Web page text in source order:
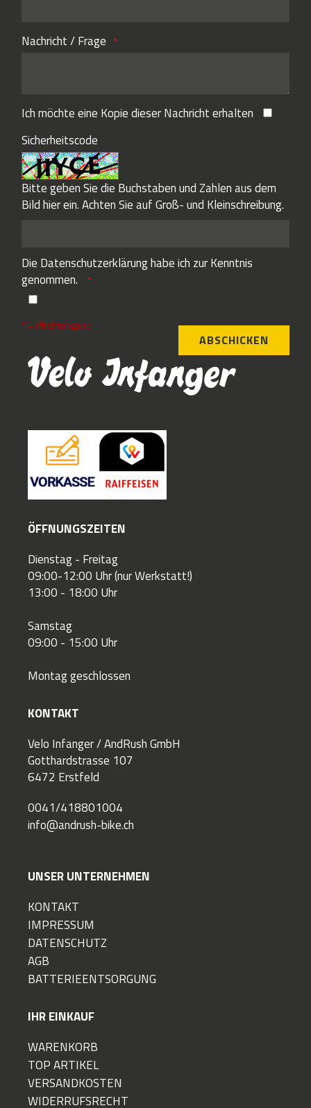
Nachricht / Frage
Ich möchte eine Kopie dieser Nachricht erhalten
Sicherheitscode
Bitte geben Sie die Buchstaben und Zahlen aus dem
Bild hier ein. Achten Sie auf Groß- und Kleinschreibung.
Die Datenschutzerklärunghabe ich zur Kenntnis
genommen.
ABSCHICKEN
* = Pflichtangabe
ÖFFNUNGSZEITEN
Dienstag - Freitag
09:00-12:00 Uhr (nur Werkstatt!)
13:00 - 18:00 Uhr
Samstag
09:00 - 15:00 Uhr
Montag geschlossen
KONTAKT
Velo Infanger / AndRush GmbH
Gotthardstrasse 107
6472 Erstfeld
0041/418801004
info@andrush-bike.ch
UNSER UNTERNEHMEN
KONTAKT
IMPRESSUM
DATENSCHUTZ
AGB
BATTERIEENTSORGUNG
IHR EINKAUF
WARENKORB
TOP ARTIKEL
VERSANDKOSTEN
WIDERRUFSRECHT